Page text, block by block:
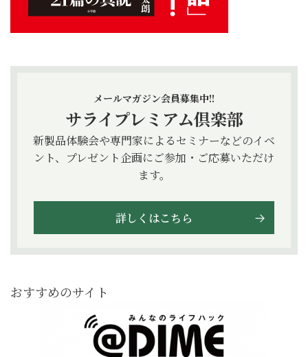
メールマガジン会員募集中!!
サライプレミアム倶楽部
新製品体験会や専門家によるセミナーなどのイベ
ント、プレゼント企画にご参加・ご応募いただけ
ます。
詳しくはこちら
おすすめのサイト